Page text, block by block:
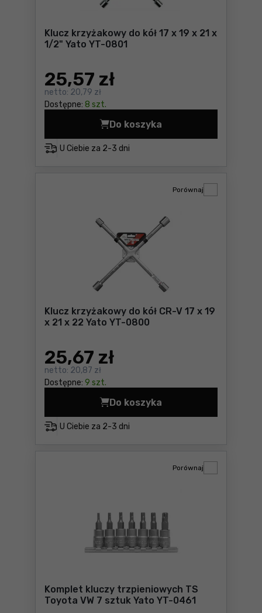
Klucz krzyżakowy do kół 17 x 19 x 21 x
1/2" Yato YT-0801
25,57 zł
netto: 20,79 zł
Dostępne: 8 szt.
U Ciebie za 2-3 dni
Do koszyka
Klucz krzyżakowy do kół 17
Klucz krzyżakowy do kół CR-V 17 x 19
x 21 x 22 Yato YT-0800
25,67 zł
netto: 20,87 zł
Dostępne: 9 szt.
Porównaj
U Ciebie za 2-3 dni
Do koszyka
Klucz krzyżakowy do kół
Komplet kluczy trzpieniowych TS
Toyota VW 7 sztuk Yato YT-0461
Porównaj